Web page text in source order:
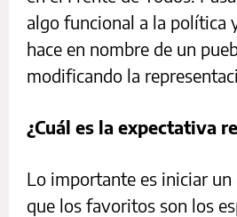
algo funcional a la política
hace en nombre de un
modificando la
¿Cuál es la expectativa
Lo importante es iniciar
que los favoritos son los